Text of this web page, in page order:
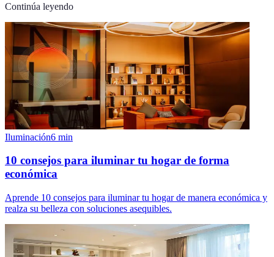
Continúa leyendo
Iluminación6 min
10 consejos para iluminar tu hogar de forma
económica
Aprende 10 consejos para iluminar tu hogar de manera económica y
realza su belleza con soluciones asequibles.